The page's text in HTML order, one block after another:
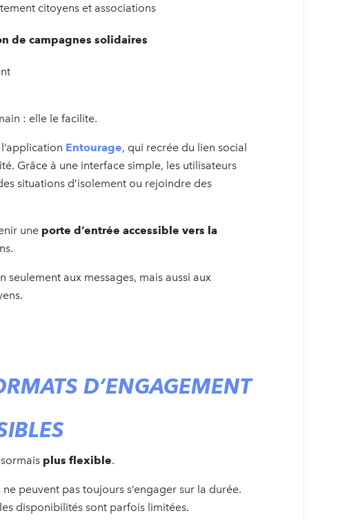
citoyens et associations
de campagnes solidaires
: elle le facilite.
Entourage, qui recrée du lien social
Grâce à une interface simple, les utilisateurs
situations d’isolement ou rejoindre des
une porte d’entrée accessible vers la
aux messages, mais aussi aux
D’ENGAGEMENT
plus flexible.
peuvent pas toujours s’engager sur la durée.
disponibilités sont parfois limitées.